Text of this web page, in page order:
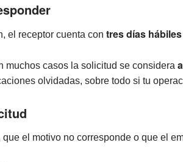
el receptor cuenta con tres días hábiles
muchos casos la solicitud se considera
olvidadas, sobre todo si tu
el motivo no corresponde o que el